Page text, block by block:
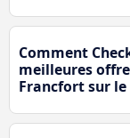
Comment
meilleures
Francfort sur